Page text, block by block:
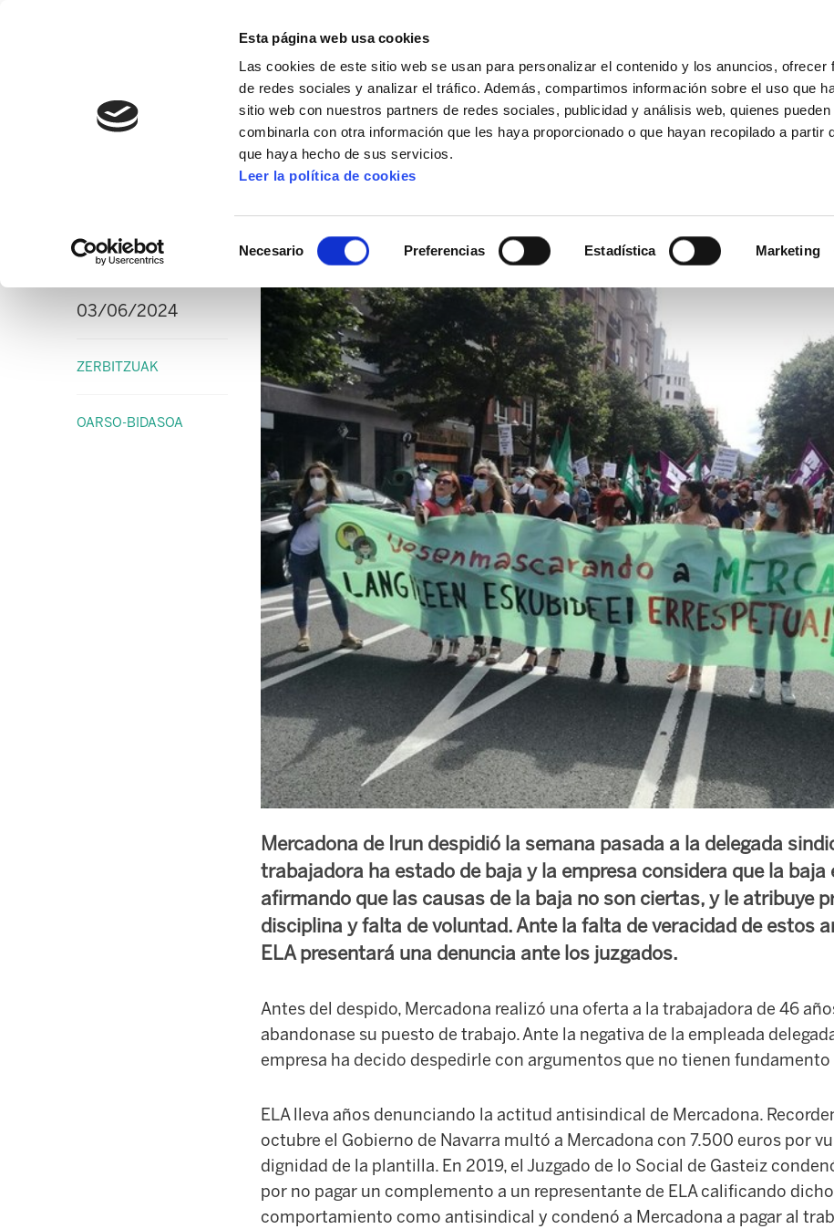
Esta página web usa cookies
Las cookies de este sitio web se usan para personalizar el contenido y los anuncios, ofrecer
de redes sociales y analizar el tráfico. Además, compartimos información sobre el uso que
sitio web con nuestros partners de redes sociales, publicidad y análisis web, quienes pueden
combinarla con otra información que les haya proporcionado o que hayan recopilado a partir
que haya hecho de sus servicios.
Leer la política de cookies
Necesario Preferencias Estadística Marketing
MANU ROBLES-ARANGIZ FUNDAZIOA BIDELAGUN FUNDAZIOA
Mercadona de Irun despide a una
03/06/2024
ZERBITZUAK
OARSO-BIDASOA
Mercadona de Irun despidió la semana pasada a la delegada
trabajadora ha estado de baja y la empresa considera que la baja
afirmando que las causas de la baja no son ciertas, y le atribuye
disciplina y falta de voluntad. Ante la falta de veracidad de estos
ELA presentará una denuncia ante los juzgados.
Antes del despido, Mercadona realizó una oferta a la trabajadora de 46
abandonase su puesto de trabajo. Ante la negativa de la empleada
empresa ha decido despedirle con argumentos que no tienen fundamento
ELA lleva años denunciando la actitud antisindical de Mercadona.
octubre el Gobierno de Navarra multó a Mercadona con 7.500 euros por
dignidad de la plantilla. En 2019, el Juzgado de lo Social de Gasteiz
por no pagar un complemento a un representante de ELA calificando dicho
comportamiento como antisindical y condenó a Mercadona a pagar al